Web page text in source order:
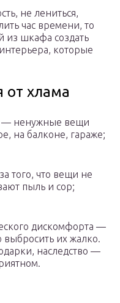
не лениться,
час времени, то
из шкафа создать
которые
от хлама
— ненужные вещи
на балконе, гараже;
того, что вещи не
пыль и сор;
дискомфорта —
их жалко.
наследство —